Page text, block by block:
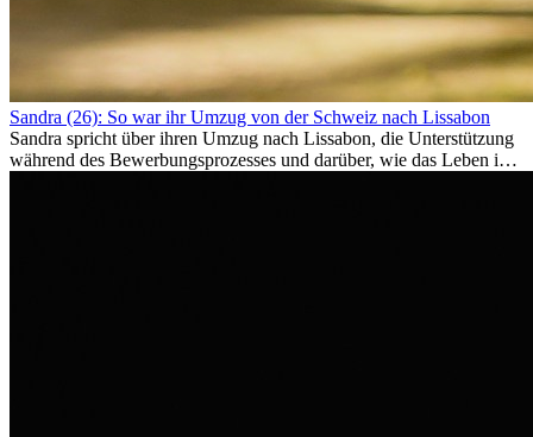
Sandra (26): So war ihr Umzug von der Schweiz nach Lissabon
Sandra spricht über ihren Umzug nach Lissabon, die Unterstützung
während des Bewerbungsprozesses und darüber, wie das Leben im